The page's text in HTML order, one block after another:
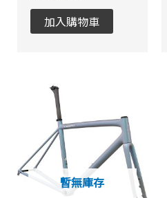
加入購物車
選
暫無庫存
品
有
多